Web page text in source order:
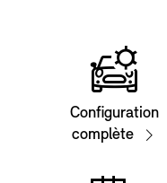
Configuration
complète